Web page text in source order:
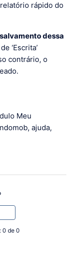
rápido do
dessa
‘Escrita’
contrário, o
Meu
ajuda,
0 de 0